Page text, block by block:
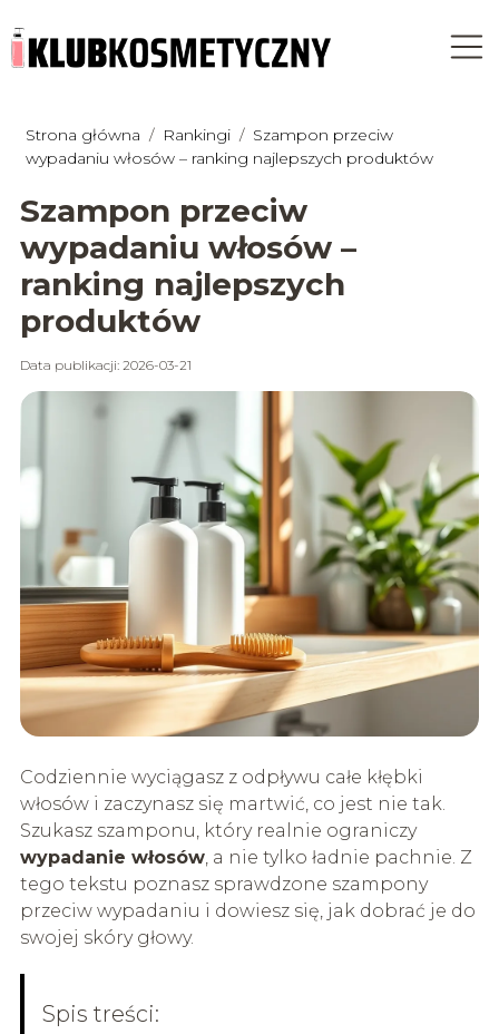
Strona główna / Rankingi / Szampon przeciw
wypadaniu włosów – ranking najlepszych produktów
Szampon przeciw
wypadaniu włosów –
ranking najlepszych
produktów
Data publikacji: 2026-03-21
Codziennie wyciągasz z odpływu całe kłębki
włosów i zaczynasz się martwić, co jest nie tak.
Szukasz szamponu, który realnie ograniczy
wypadanie włosów, a nie tylko ładnie pachnie. Z
tego tekstu poznasz sprawdzone szampony
przeciw wypadaniu i dowiesz się, jak dobrać je do
swojej skóry głowy.
Spis treści: